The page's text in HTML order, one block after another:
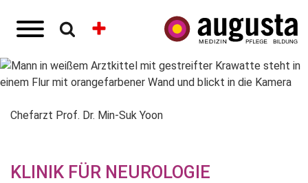
Chefarzt Prof. Dr. Min-Suk Yoon
KLINIK FÜR NEUROLOGIE